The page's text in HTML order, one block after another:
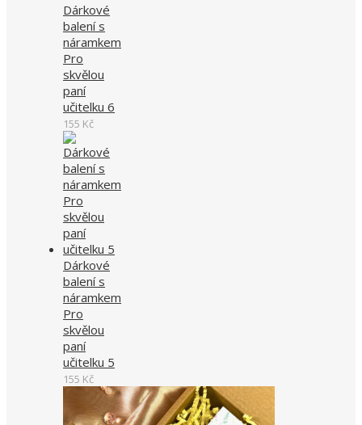
Dárkové
balení s
náramkem
Pro
skvělou
paní
učitelku 6
155 Kč
Dárkové
balení s
náramkem
Pro
skvělou
paní
učitelku 5
155 Kč